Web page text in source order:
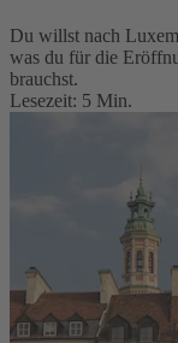
Du willst nach
was du für die
brauchst.
Lesezeit: 5 Min.